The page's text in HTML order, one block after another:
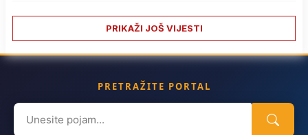
PRIKAŽI JOŠ VIJESTI
PRETRAŽITE PORTAL
Search
for: